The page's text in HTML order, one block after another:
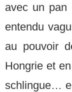
avec un pan
entendu
au pouvoir
Hongrie et
schlingue…